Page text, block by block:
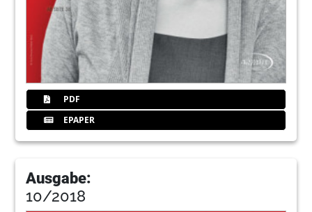
PDF
EPAPER
Ausgabe:
10/2018